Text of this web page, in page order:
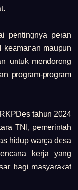
pentingnya peran
keamanan maupun
untuk mendorong
program-program
tahun 2024
TNI, pemerintah
hidup warga desa
kerja yang
bagi masyarakat